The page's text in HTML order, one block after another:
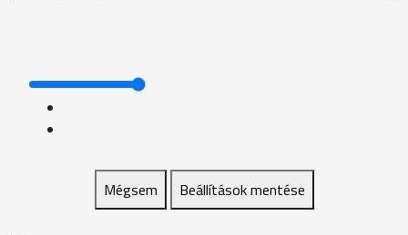
Mégsem Beállítások mentése